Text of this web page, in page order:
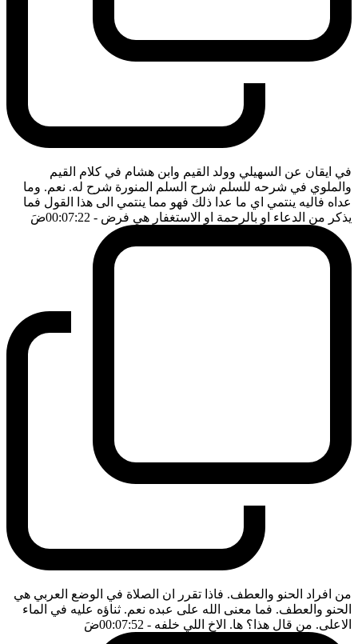
في ايقان عن السهيلي وولد القيم وابن هشام في كلام القيم
والملوي في شرحه للسلم شرح السلم المنورة شرح له. نعم. وما
عداه فاليه ينتمي اي ما عدا ذلك فهو مما ينتمي الى هذا القول فما
يذكر من الدعاء او بالرحمة او الاستغفار هي فرض - 00:07:22 ضَ
من افراد الحنو والعطف. فاذا تقرر ان الصلاة في الوضع العربي هي
الحنو والعطف. فما معنى الله على عبده نعم. ثناؤه عليه في الماء
الاعلى. من قال هذا؟ ها. الاخ اللي خلفه - 00:07:52 ضَ